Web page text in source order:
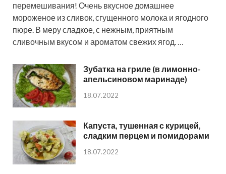
перемешивания! Очень вкусное домашнее
мороженое из сливок, сгущенного молока и ягодного
пюре. В меру сладкое, с нежным, приятным
сливочным вкусом и ароматом свежих ягод. …
Зубатка на гриле (в лимонно-
апельсиновом маринаде)
18.07.2022
Капуста, тушенная с курицей,
сладким перцем и помидорами
18.07.2022